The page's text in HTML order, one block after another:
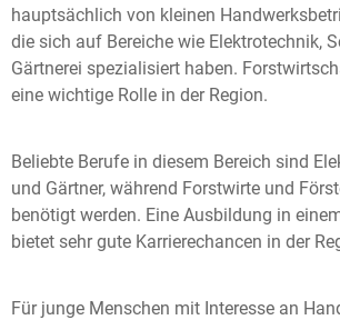
hauptsächlich von kleinen
die sich auf Bereiche wie Elektrotechnik,
Gärtnerei spezialisiert haben.
eine wichtige Rolle in der Region.
Beliebte Berufe in diesem Bereich sind
und Gärtner, während Forstwirte und
benötigt werden. Eine Ausbildung in
bietet sehr gute Karrierechancen in der
Für junge Menschen mit Interesse an